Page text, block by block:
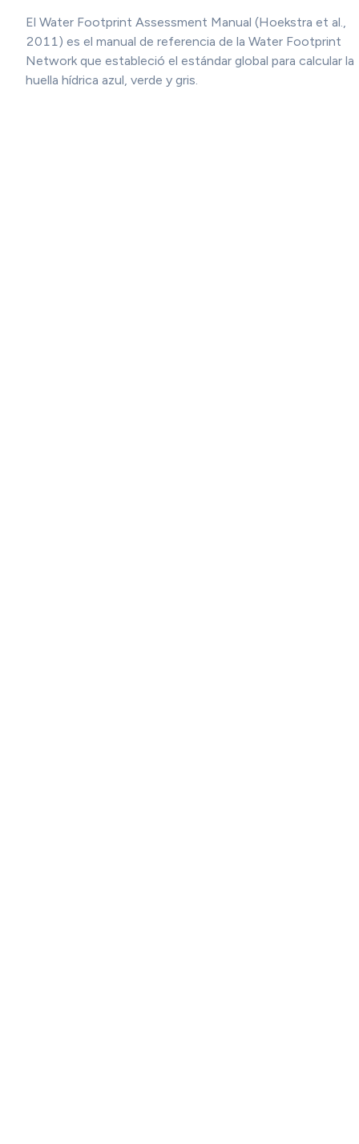
El Water Footprint Assessment Manual (Hoekstra et al.,
2011) es el manual de referencia de la Water Footprint
Network que estableció el estándar global para calcular la
huella hídrica azul, verde y gris.